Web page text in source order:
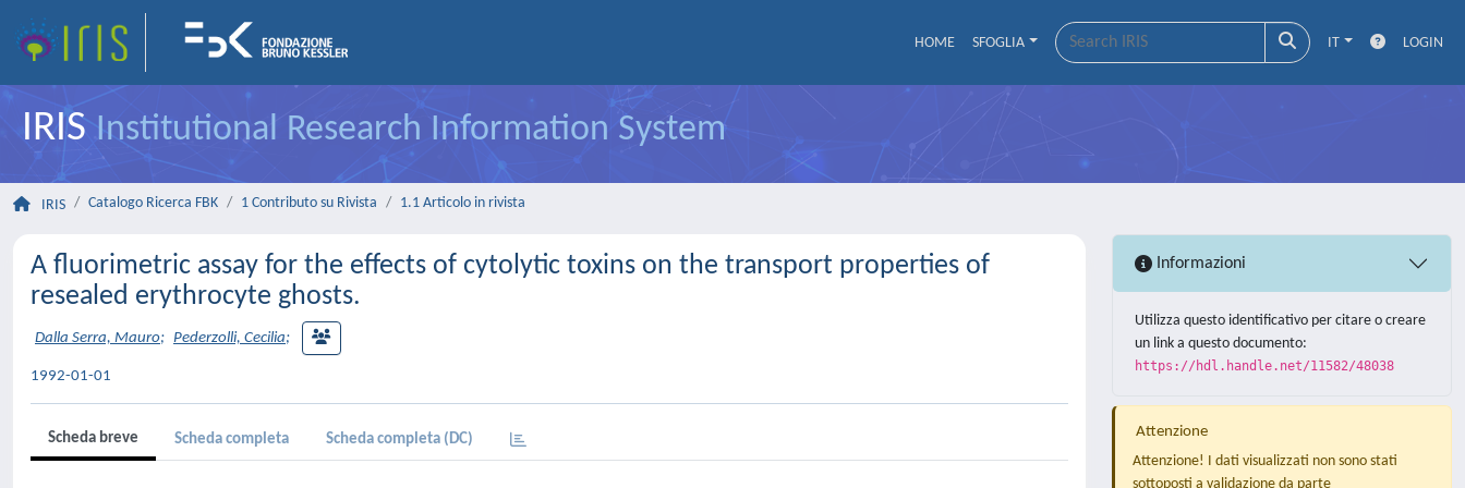
HOME SFOGLIA IT LOGIN
IRISInstitutional Research Information System
IRIS Catalogo Ricerca FBK 1 Contributo su Rivista 1.1 Articolo in rivista
A fluorimetric assay for the effects of cytolytic toxins on the transport properties of
resealed erythrocyte ghosts.
Dalla Serra, Mauro; Pederzolli, Cecilia;
1992-01-01
Scheda breve Scheda completa Scheda completa (DC)
Informazioni
Utilizza questo identificativo per citare o creare
un link a questo documento:
https://hdl.handle.net/11582/48038
Attenzione
Attenzione! I dati visualizzati non sono stati
sottoposti a validazione da parte